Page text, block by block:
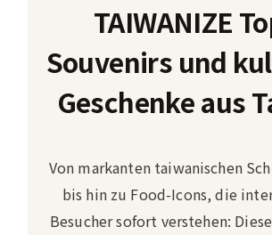
TAIWANIZE
Souvenirs und
Geschenke aus
Von markanten taiwanischen
bis hin zu Food-Icons, die
Besucher sofort verstehen: